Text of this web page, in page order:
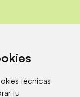
técnicas
tu